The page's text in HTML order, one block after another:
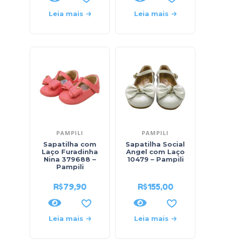
Leia mais Leia mais
PAMPILI
Sapatilha com
Laço Furadinha
Nina 379688 –
Pampili
R$79,90
Leia mais
PAMPILI
Sapatilha Social
Angel com Laço
10479 – Pampili
R$155,00
Leia mais